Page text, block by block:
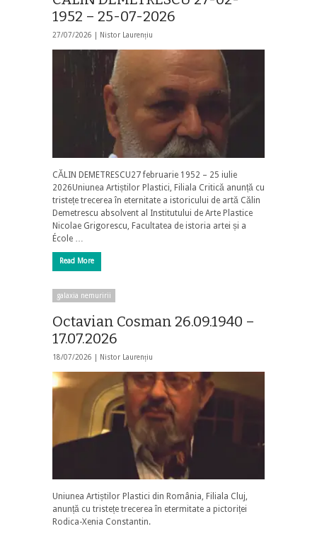
1952 – 25-07-2026
27/07/2026 | Nistor Laurențiu
CĂLIN DEMETRESCU27 februarie 1952 – 25 iulie
2026Uniunea Artiștilor Plastici, Filiala Critică anunță cu
tristețe trecerea în eternitate a istoricului de artă Călin
Demetrescu absolvent al Institutului de Arte Plastice
Nicolae Grigorescu, Facultatea de istoria artei și a
École …
Read More
galaxia nemuririi
Octavian Cosman 26.09.1940 –
17.07.2026
18/07/2026 | Nistor Laurențiu
Uniunea Artiștilor Plastici din România, Filiala Cluj,
anunță cu tristețe trecerea în etermitate a pictoriței
Rodica-Xenia Constantin.